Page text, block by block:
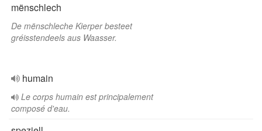
mënschlech
De mënschleche Kierper besteet
gréisstendeels aus Waasser.
humain
Le corps humain est principalement
composé d'eau.